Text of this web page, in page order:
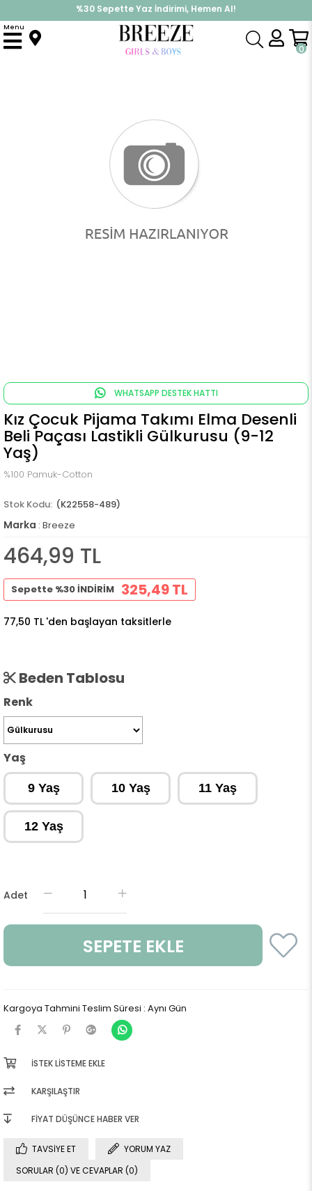
%30 Sepette Yaz İndirimi, Hemen Al!
İndirimlere ek %10 İndirimi Kap, Hemen Üye Ol!
0
Menu
Anasayfa Pijama & İç Giyim KIZ Pijama Takımları Kız Çocuk Pijama Takımı Elma Desenli Beli Paçası Lastikli Gülkurusu (9-12 Yaş)
WHATSAPP DESTEK HATTI
Kız Çocuk Pijama Takımı Elma Desenli
Beli Paçası Lastikli Gülkurusu (9-12
Yaş)
%100 Pamuk-Cotton
(K22558-489)
Marka : Breeze
464,99 TL
Sepette %30 İNDİRİM 325,49 TL
77,50 TL 'den başlayan taksitlerle
Beden Tablosu
Renk
Yaş
9 Yaş 10 Yaş 11 Yaş
12 Yaş
Adet
Kargoya Tahmini Teslim Süresi : Aynı Gün
İSTEK LISTEME EKLE
KARŞILAŞTIR
FIYAT DÜŞÜNCE HABER VER
TAVSIYE ET
YORUM YAZ
SORULAR (0) VE CEVAPLAR (0)